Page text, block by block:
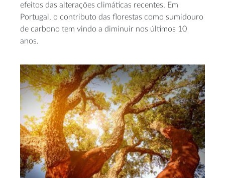
efeitos das alterações climáticas recentes. Em
Portugal, o contributo das florestas como sumidouro
de carbono tem vindo a diminuir nos últimos 10
anos.